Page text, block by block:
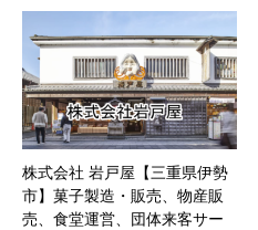
株式会社 岩戸屋【三重県伊勢
市】菓子製造・販売、物産販
売、食堂運営、団体来客サー